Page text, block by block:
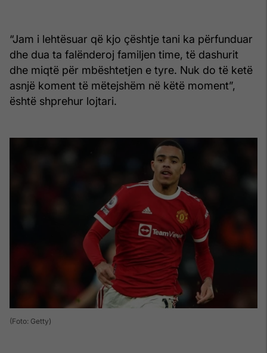
“Jam i lehtësuar që kjo çështje tani ka përfunduar
dhe dua ta falënderoj familjen time, të dashurit
dhe miqtë për mbështetjen e tyre. Nuk do të ketë
asnjë koment të mëtejshëm në këtë moment”,
është shprehur lojtari.
(Foto: Getty)